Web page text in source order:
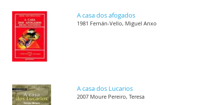
A casa dos afogados
1981 Fernán-Vello, Miguel Anxo
A casa dos Lucarios
2007 Moure Pereiro, Teresa